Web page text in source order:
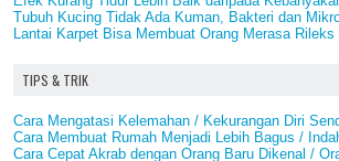
Tubuh Kucing Tidak Ada Kuman, Bakteri dan
Lantai Karpet Bisa Membuat Orang Merasa Rileks
TIPS & TRIK
Cara Mengatasi Kelemahan / Kekurangan Diri
Cara Membuat Rumah Menjadi Lebih Bagus /
Cara Cepat Akrab dengan Orang Baru Dikenal /